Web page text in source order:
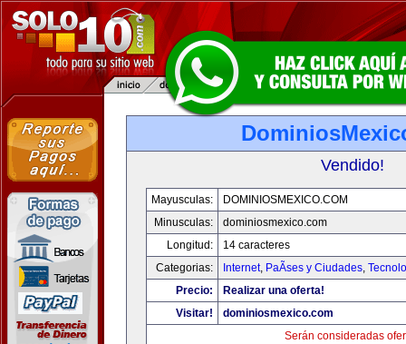
Vendido!
Mayusculas:
DOMINIOSMEXICO.COM
Minusculas:
dominiosmexico.com
Longitud:
14 caracteres
Categorias:
Internet, PaÃ­ses y Ciudades,
Precio:
Realizar una oferta!
Visitar!
dominiosmexico.com
Serán consideradas